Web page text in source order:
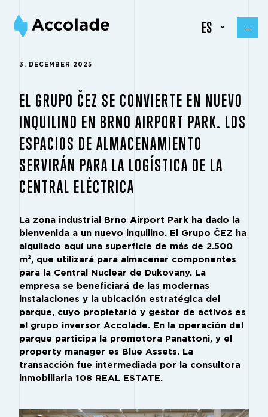
ES
3. DECEMBER 2025
EL GRUPO ČEZ SE CONVIERTE EN NUEVO
INQUILINO EN BRNO AIRPORT PARK. LOS
ESPACIOS DE ALMACENAMIENTO
SERVIRÁN PARA LA LOGÍSTICA DE LA
CENTRAL ELÉCTRICA
La zona industrial Brno Airport Park ha dado la
bienvenida a un nuevo inquilino. El Grupo ČEZ ha
alquilado aquí una superficie de más de 2.500
m², que utilizará para almacenar componentes
para la Central Nuclear de Dukovany. La
empresa se beneficiará de las modernas
instalaciones y la ubicación estratégica del
parque, cuyo propietario y gestor de activos es
el grupo inversor Accolade. En la operación del
parque participa la promotora Panattoni, y el
property manager es Blue Assets. La
transacción fue intermediada por la consultora
inmobiliaria 108 REAL ESTATE.